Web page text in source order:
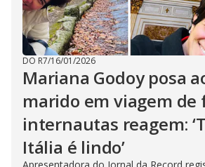
DO R7/16/01/2026
Mariana Godoy posa
marido em viagem de
internautas reagem:
Itália é lindo’